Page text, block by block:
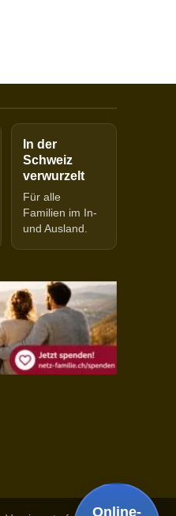
Online-
In der
Schweiz
verwurzelt
Für alle
Familien im In-
und Ausland.